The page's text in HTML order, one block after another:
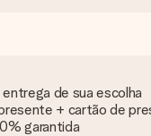
de sua escolha
+ cartão de
garantida